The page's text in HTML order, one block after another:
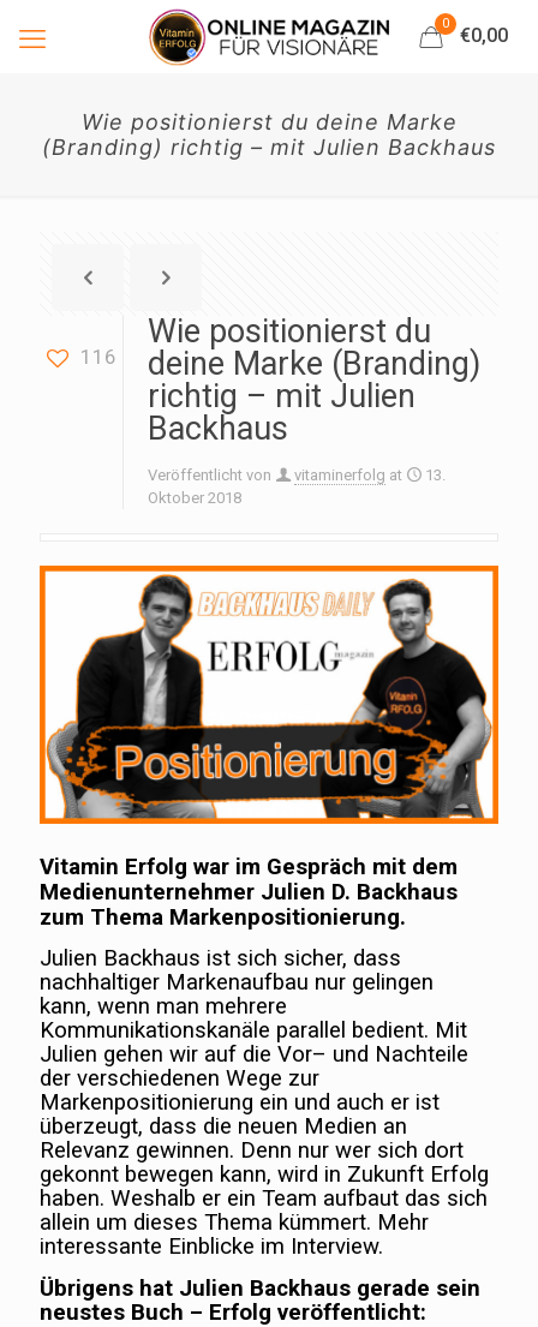
0
€0,00
Wie positionierst du deine Marke
(Branding) richtig – mit Julien Backhaus
116
Wie positionierst du
deine Marke (Branding)
richtig – mit Julien
Backhaus
Veröffentlicht von vitaminerfolg at
13.
Oktober 2018
Vitamin Erfolg war im Gespräch mit dem
Medienunternehmer Julien D. Backhaus
zum Thema Markenpositionierung.
Julien Backhaus ist sich sicher, dass
nachhaltiger Markenaufbau nur gelingen
kann, wenn man mehrere
Kommunikationskanäle parallel bedient. Mit
Julien gehen wir auf die Vor– und Nachteile
der verschiedenen Wege zur
Markenpositionierung ein und auch er ist
überzeugt, dass die neuen Medien an
Relevanz gewinnen. Denn nur wer sich dort
gekonnt bewegen kann, wird in Zukunft Erfolg
haben. Weshalb er ein Team aufbaut das sich
allein um dieses Thema kümmert. Mehr
interessante Einblicke im Interview.
Übrigens hat Julien Backhaus gerade sein
neustes Buch – Erfolg veröffentlicht: